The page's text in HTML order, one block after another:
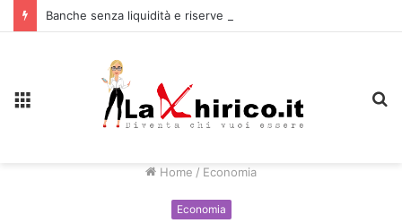
Home / Economia
Economia